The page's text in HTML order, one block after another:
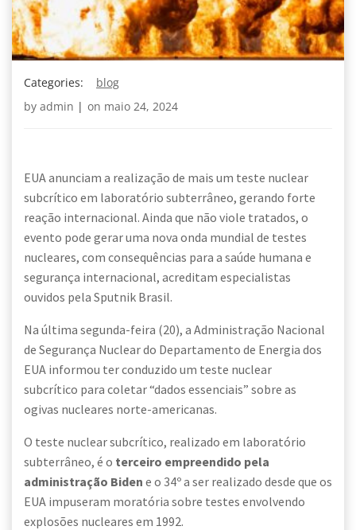
Categories:
blog
by admin | on maio 24, 2024
EUA anunciam a realização de mais um teste nuclear
subcrítico em laboratório subterrâneo, gerando forte
reação internacional. Ainda que não viole tratados, o
evento pode gerar uma nova onda mundial de testes
nucleares, com consequências para a saúde humana e
segurança internacional, acreditam especialistas
ouvidos pela Sputnik Brasil.
Na última segunda-feira (20), a Administração Nacional
de Segurança Nuclear do Departamento de Energia dos
EUA informou ter conduzido um teste nuclear
subcrítico para coletar “dados essenciais” sobre as
ogivas nucleares norte-americanas.
O teste nuclear subcrítico, realizado em laboratório
subterrâneo, é o terceiro empreendido pela
administração Biden e o 34º a ser realizado desde que os
EUA impuseram moratória sobre testes envolvendo
explosões nucleares em 1992.